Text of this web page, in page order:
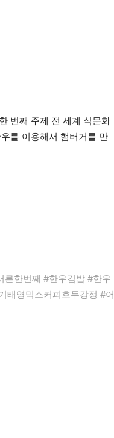
번째 주제 전 세계 식문화
를 이용해서 햄버거를 만
한번째 #한우김밥 #한우
태영믹스커피호두강정 #어